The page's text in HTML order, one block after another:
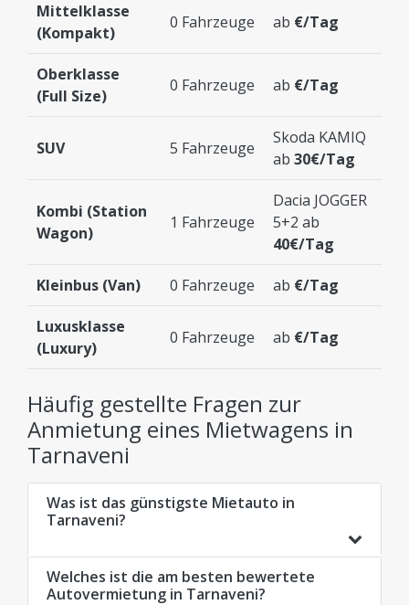
Mittelklasse
(Kompakt)
0 Fahrzeuge ab €/Tag
Oberklasse
(Full Size)
0 Fahrzeuge ab €/Tag
SUV 5 Fahrzeuge
Skoda KAMIQ
ab 30€/Tag
Kombi (Station
Wagon)
1 Fahrzeuge
Dacia JOGGER
5+2 ab
40€/Tag
Kleinbus (Van) 0 Fahrzeuge ab €/Tag
Luxusklasse
(Luxury)
0 Fahrzeuge ab €/Tag
Häufig gestellte Fragen zur
Anmietung eines Mietwagens in
Tarnaveni
Was ist das günstigste Mietauto in
Tarnaveni?
Welches ist die am besten bewertete
Autovermietung in Tarnaveni?